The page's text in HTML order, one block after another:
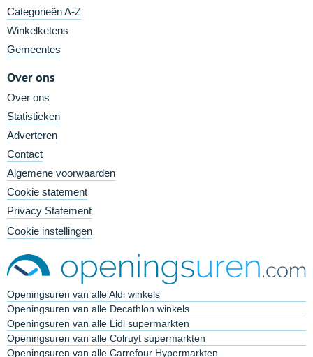
Categorieën A-Z
Winkelketens
Gemeentes
Over ons
Over ons
Statistieken
Adverteren
Contact
Algemene voorwaarden
Cookie statement
Privacy Statement
Cookie instellingen
Openingsuren van alle Aldi winkels
Openingsuren van alle Decathlon winkels
Openingsuren van alle Lidl supermarkten
Openingsuren van alle Colruyt supermarkten
Openingsuren van alle Carrefour Hypermarkten